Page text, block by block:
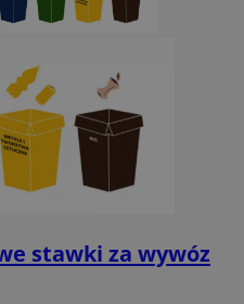
stawki za wywóz